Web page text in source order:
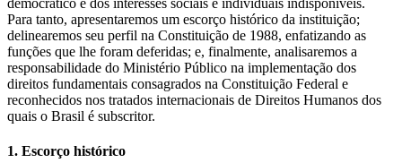
Para tanto, apresentaremos um escorço histórico da instituição;
delinearemos seu perfil na Constituição de 1988, enfatizando as
funções que lhe foram deferidas; e, finalmente, analisaremos a
responsabilidade do Ministério Público na implementação dos
direitos fundamentais consagrados na Constituição Federal e
reconhecidos nos tratados internacionais de Direitos Humanos dos
quais o Brasil é subscritor.
1. Escorço histórico